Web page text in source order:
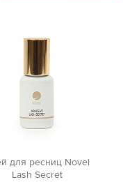
для ресниц Novel
Lash Secret